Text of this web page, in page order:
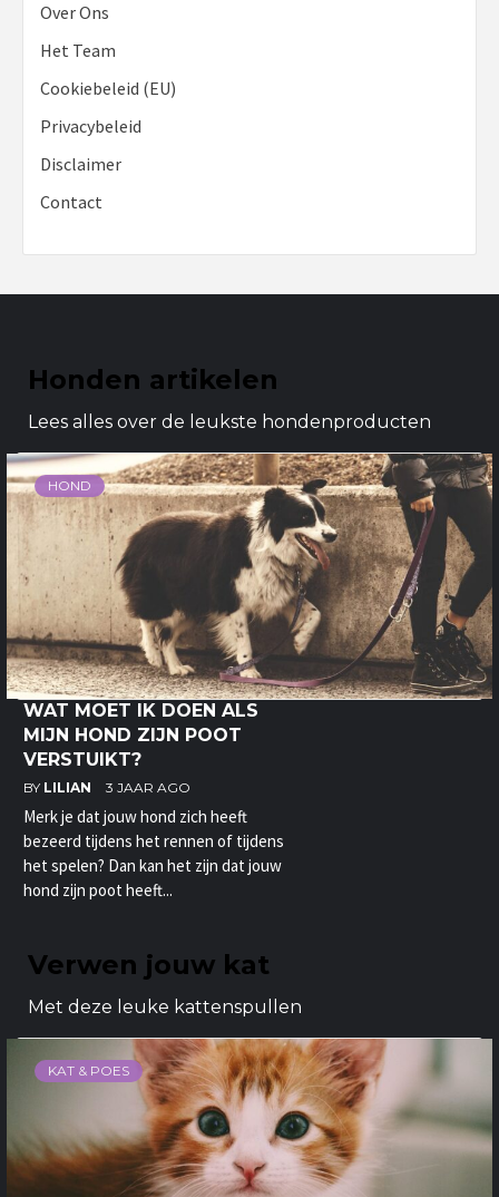
Over Ons
Het Team
Cookiebeleid (EU)
Privacybeleid
Disclaimer
Contact
Honden artikelen
Lees alles over de leukste hondenproducten
HOND
WAT MOET IK DOEN ALS
MIJN HOND ZIJN POOT
VERSTUIKT?
BY LILIAN 3 JAAR AGO
Merk je dat jouw hond zich heeft
bezeerd tijdens het rennen of tijdens
het spelen? Dan kan het zijn dat jouw
hond zijn poot heeft...
Verwen jouw kat
Met deze leuke kattenspullen
KAT & POES